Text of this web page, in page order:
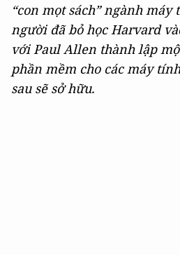
“con mọt sách” ngành
người đã bỏ học Harvard
với Paul Allen thành lập
phần mềm cho các máy
sau sẽ sở hữu.